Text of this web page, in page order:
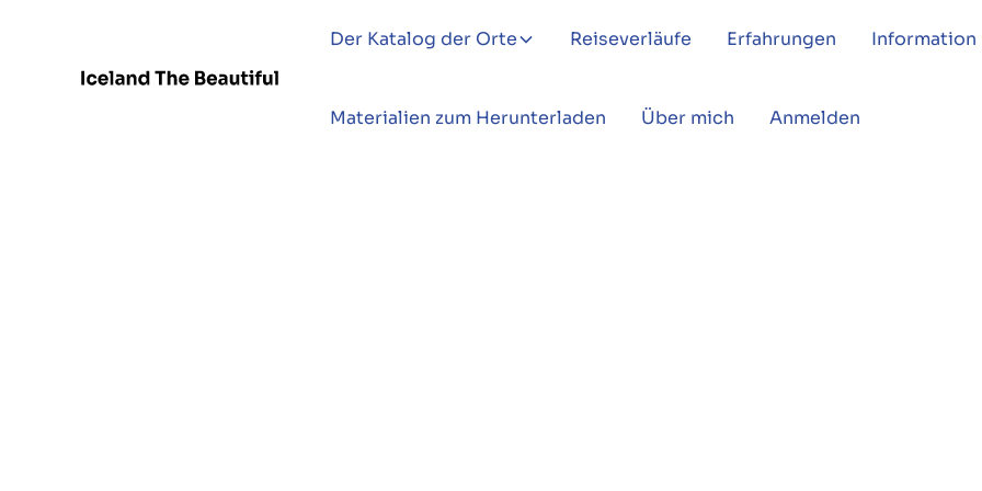
Der Katalog der Orte Reiseverläufe Erfahrungen Information
Materialien zum Herunterladen Über mich Anmelden